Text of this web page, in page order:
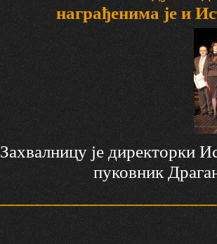
награђенима је и
Захвалницу је директорки
пуковник